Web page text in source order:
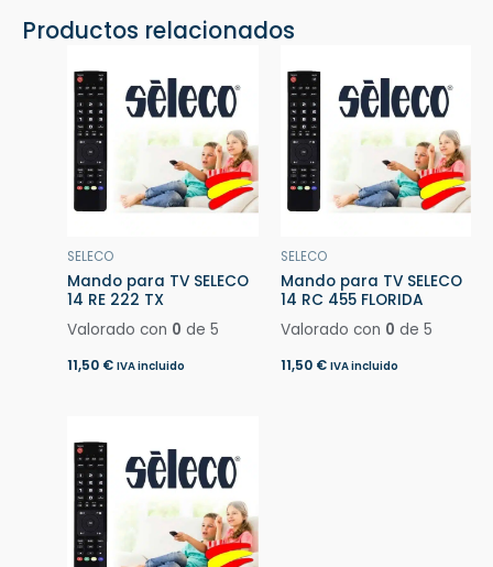
Productos relacionados
SELECO
Mando para TV SELECO
14 RE 222 TX
Valorado con 0 de 5
11,50 € IVA incluido
SELECO
Mando para TV SELECO
14 RC 455 FLORIDA
Valorado con 0 de 5
11,50 € IVA incluido